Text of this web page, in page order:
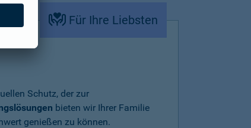
Für Ihre Liebsten
Schutz, der zur
bieten wir Ihrer Familie
genießen zu können.